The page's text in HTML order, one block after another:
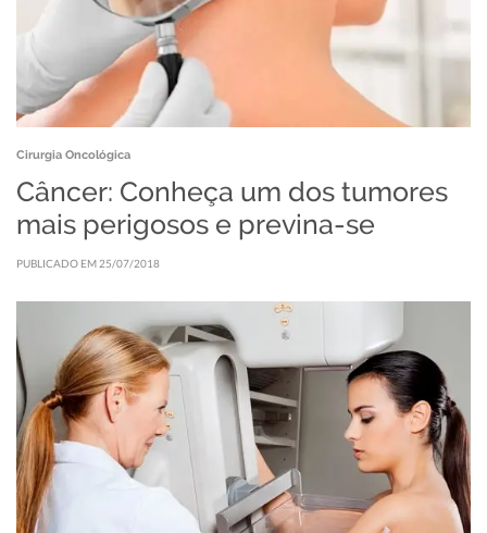
Cirurgia Oncológica
Câncer: Conheça um dos tumores
mais perigosos e previna-se
PUBLICADO EM 25/07/2018